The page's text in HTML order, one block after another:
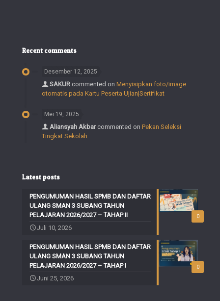
Recent comments
Desember 12, 2025
SAKUR commented on Menyisipkan foto/image
otomatis pada Kartu Peserta Ujian|Sertifikat
Mei 19, 2025
Aliansyah Akbarcommented on Pekan Seleksi
Tingkat Sekolah
Latest posts
0
PENGUMUMAN HASIL SPMB DAN DAFTAR
ULANG SMAN 3 SUBANG TAHUN
PELAJARAN 2026/2027 – TAHAP II
Juli 10, 2026
0
PENGUMUMAN HASIL SPMB DAN DAFTAR
ULANG SMAN 3 SUBANG TAHUN
PELAJARAN 2026/2027 – TAHAP I
Juni 25, 2026